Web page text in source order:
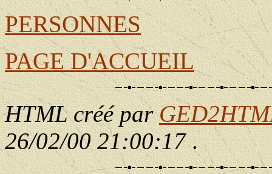
PERSONNES
PAGE D'ACCUEIL
HTML créé par
26/02/00 21:00:17.